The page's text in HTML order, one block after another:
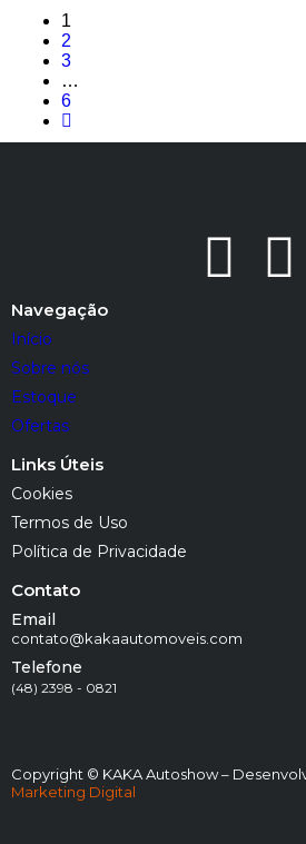
1
2
3
…
6
Navegação
Início
Sobre nós
Estoque
Ofertas
Links Úteis
Cookies
Termos de Uso
Política de Privacidade
Contato
Email
contato@kakaautomoveis.com
Telefone
(48) 2398 - 0821
Copyright © KAKA Autoshow –
Marketing Digital